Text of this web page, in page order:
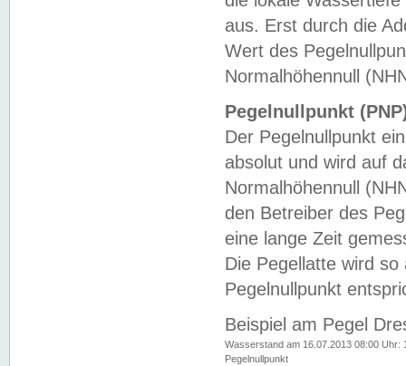
aus. Erst durch die
Wert des
Normalhöhennull
Pegelnullpunkt
Der Pegelnullpunkt
absolut und wird auf
Normalhöhennull
den Betreiber des
eine lange Zeit
Die Pegellatte wird
Pegelnullpunkt
Beispiel am Pegel
Wasserstand am 16.07.2013 08:00 Uhr:
Pegelnullpunkt